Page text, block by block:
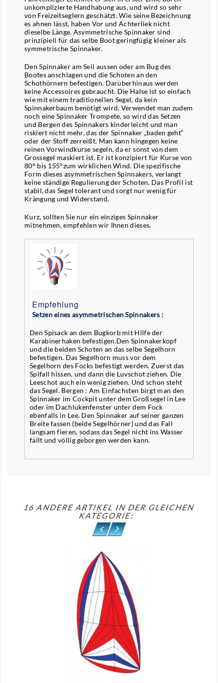
unkomplizierte Handhabung aus, und wird so sehr
von Freizeitseglern geschätzt. Wie seine Bezeichnung
es ahnen lässt, haben Vor und Achterliek nicht
dieselbe Länge. Asymmetrische Spinnaker sind
prinzipiell für das selbe Boot geringfügig kleiner als
symmetrische Spinnaker.
Den Spinnaker am Seil aussen oder am Bug des
Bootes anschlagen und die Schoten an den
Schothörnern befestigen. Darüberhinaus werden
keine Accessoires gebraucht. Die Halse ist so einfach
wie mit einem traditionellen Segel, da kein
Spinnakerbaum benötigt wird. Verwendet man zudem
noch eine Spinnaker Trompete, so wird das Setzen
und Bergen des Spinnakers kinderleicht und man
riskiert nicht mehr, das der Spinnaker „baden geht“
oder der Stoff zerreißt. Man kann hingegen keine
reinen Vorwindkurse segeln, da er sonst von dem
Grossegel maskiert ist. Er ist konzipiert für Kurse von
80° bis 155°zum wirklichen Wind. Die spezifische
Form dieses asymmetrischen Spinnakers, verlangt
keine ständige Regulierung der Schoten. Das Profil ist
stabil, das Segel tolerant und sorgt nur wenig für
Krängung und Widerstand.
Kurz, sollten Sie nur ein einziges Spinnaker
mitnehmen, empfehlen wir Ihnen dieses.
Empfehlung
Setzen eines asymmetrischen Spinnakers :
Den Spisack an dem Bugkorb mit Hilfe der
Karabinerhaken befestigen.Den Spinnakerkopf
und die beiden Schoten an das selbe Segelhorn
befestigen. Das Segelhorn muss vor dem
Segelhorn des Focks befestigt werden. Zuerst das
Spifall hissen, und dann die Luvschot ziehen. Die
Leeschot auch ein wenig ziehen. Und schon steht
das Segel. Bergen : Am Einfachsten birgt man den
Spinnaker im Cockpit unter dem Großsegel in Lee
oder im Dachlukenfenster unter dem Fock
ebenfalls in Lee. Den Spinnaker auf seiner ganzen
Breite fassen (beide Segelhörner) und das Fall
langsam fieren, sodass das Segel nicht ins Wasser
fällt und völlig geborgen werden kann.
16 ANDERE ARTIKEL IN DER GLEICHEN
KATEGORIE:
